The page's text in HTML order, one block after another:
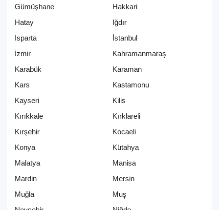
Gümüşhane
Hakkari
Hatay
Iğdır
Isparta
İstanbul
İzmir
Kahramanmaraş
Karabük
Karaman
Kars
Kastamonu
Kayseri
Kilis
Kırıkkale
Kırklareli
Kırşehir
Kocaeli
Konya
Kütahya
Malatya
Manisa
Mardin
Mersin
Muğla
Muş